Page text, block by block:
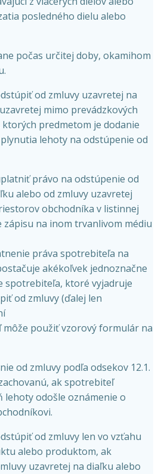
posledného dielu alebo
počas určitej doby, okamihom
od zmluvy uzavretej na
mimo prevádzkových
predmetom je dodanie
lehoty na odstúpenie od
právo na odstúpenie od
alebo od zmluvy uzavretej
obchodníka v listinnej
na inom trvanlivom médiu
práva spotrebiteľa na
akékoľvek jednoznačne
spotrebiteľa, ktoré vyjadruje
od zmluvy (ďalej len
môže použiť vzorový formulár na
od zmluvy podľa odsekov 12.1.
ak spotrebiteľ
lehoty odošle oznámenie o
od zmluvy len vo vzťahu
alebo produktom, ak
uzavretej na diaľku alebo